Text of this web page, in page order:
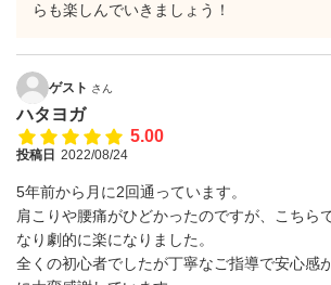
らも楽しんでいきましょう！
ゲスト さん
ハタヨガ
5.00
投稿日 2022/08/24
5年前から月に2回通っています。
肩こりや腰痛がひどかったのですが、こちら
なり劇的に楽になりました。
全くの初心者でしたが丁寧なご指導で安心感